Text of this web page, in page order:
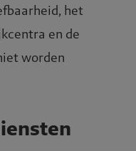
het
en de
worden